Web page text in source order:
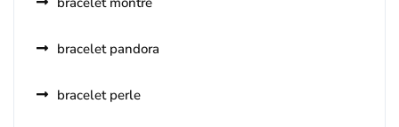
bracelet pandora
bracelet perle